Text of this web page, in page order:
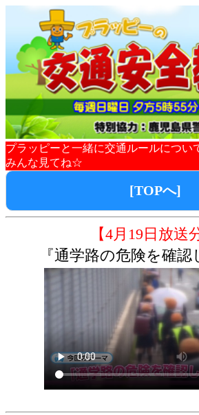
プラッピーと一緒に交通ルールについ
みんな見てね☆
[TOPへ]
【4月19日放送
『通学路の危険を確認